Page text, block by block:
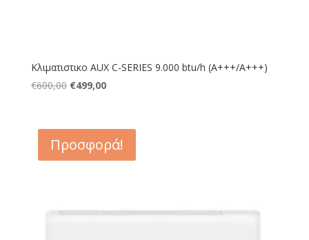
Κλιματιστικο AUX C-SERIES 9.000 btu/h (Α+++/A+++)
€600,00 Original
€600,00.
€499,00Η
είναι:
€499,00.
Προσφορά!